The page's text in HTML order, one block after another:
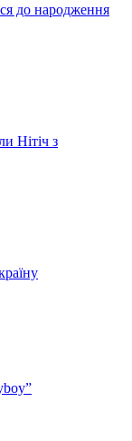
до народження
Нітіч з